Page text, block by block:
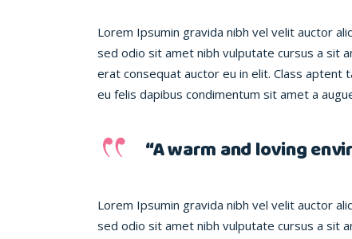
Lorem Ipsumin gravida nibh vel velit auctor
sed odio sit amet nibh vulputate cursus a sit
erat consequat auctor eu in elit. Class aptent
eu felis dapibus condimentum sit amet a
“A warm and loving
Lorem Ipsumin gravida nibh vel velit auctor
sed odio sit amet nibh vulputate cursus a sit